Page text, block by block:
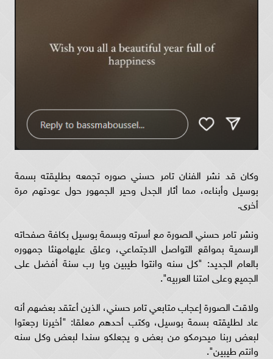
وكان قد نشر الفنان تامر حسني صوره تجمعه بطليقته بسمة
بوسيل وأبناءه، مما أثار الجدل وحير الجمهور حول عودتهم مرة
أخرى.
ونشر تامر حسني الصورة مع أسرته وبسمة بوسيل بكافة صفحاته
الرسمية بمواقع التواصل الاجتماعي، وعلق عليهامهنئا جمهوره
بالعام الجديد: "كل سنه وانتوا طيبين ويا رب سنة أفضل على
الجميع وعلى امتنا العربيه".
ولاقت الصورة إعجاب متابعي تامر حسني، الذين أعتقد بعضهم أنه
عاد لطليقته بسمة بوسيل، وكتب أحدهم معلقا: "أخيرنا رجعتوا
لبعض ربنا ميحرمكو من بعض و يجعلكو سندا لبعض وكل سنه
وانتم طيبين".